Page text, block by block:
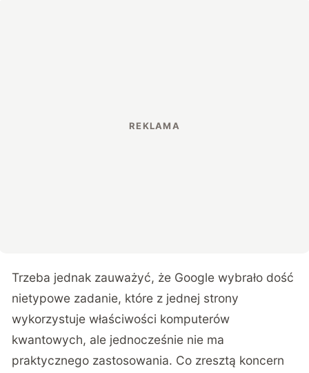
Trzeba jednak zauważyć, że Google wybrało dość
nietypowe zadanie, które z jednej strony
wykorzystuje właściwości komputerów
kwantowych, ale jednocześnie nie ma
praktycznego zastosowania. Co zresztą koncern